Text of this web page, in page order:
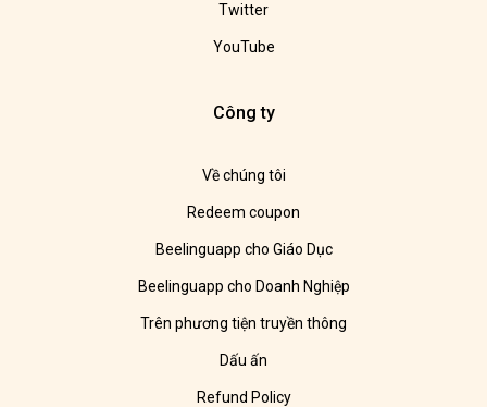
Twitter
YouTube
Công ty
Về chúng tôi
Redeem coupon
Beelinguapp cho Giáo Dục
Beelinguapp cho Doanh Nghiệp
Trên phương tiện truyền thông
Dấu ấn
Refund Policy